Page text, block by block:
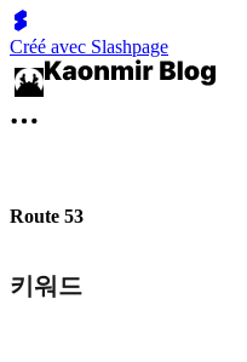
Créé avec Slashpage
Route 53
키워드